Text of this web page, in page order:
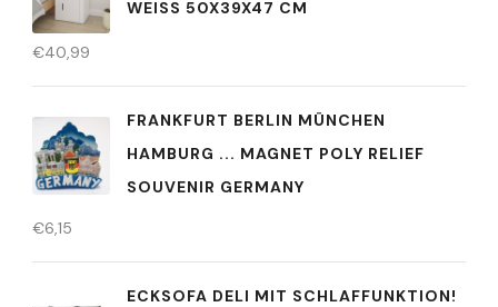
WEISS 50X39X47 CM
€40,99
FRANKFURT BERLIN MÜNCHEN
HAMBURG ... MAGNET POLY RELIEF
SOUVENIR GERMANY
€6,15
ECKSOFA DELI MIT SCHLAFFUNKTION!